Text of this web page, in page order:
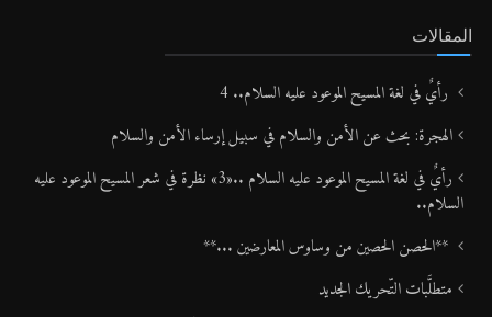
المقالات
رأيٌ في لغة المسيح الموعود عليه السلام.. 4
الهجرة: بحث عن الأمن والسلام في سبيل إرساء الأمن والسلام
رأيٌ في لغة المسيح الموعود عليه السلام ..«3» نظرة في شعر المسيح الموعود عليه
السلام..
**الحصن الحصين من وساوس المعارضين ...**
متطلَّبات التّحريك الجديد